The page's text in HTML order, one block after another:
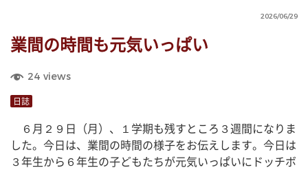
2026/06/29
業間の時間も元気いっぱい
24 views
日誌
６月２９日（月）、１学期も残すところ３週間になりま
した。今日は、業間の時間の様子をお伝えします。今日は
３年生から６年生の子どもたちが元気いっぱいにドッチボ